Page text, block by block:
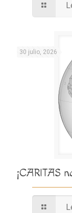
30 julio, 2026
¡CARITAS